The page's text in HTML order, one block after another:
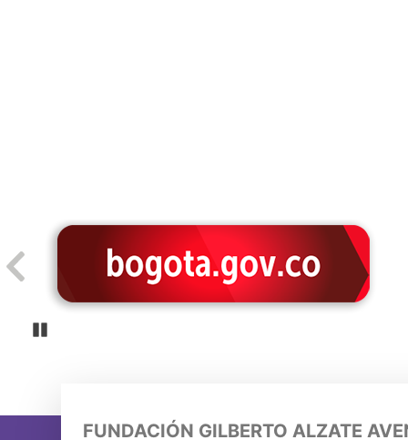
FUNDACIÓN GILBERTO ALZATE